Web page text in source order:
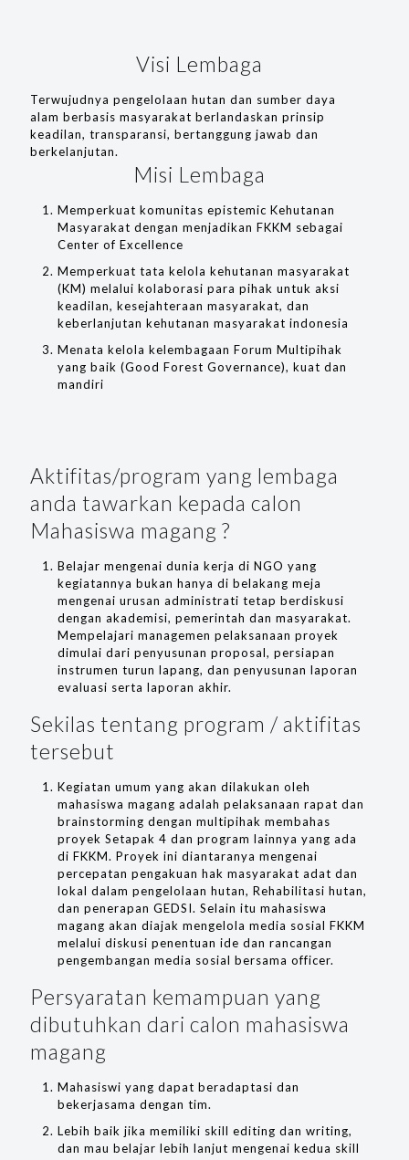
Visi Lembaga
Terwujudnya pengelolaan hutan dan sumber daya
alam berbasis masyarakat berlandaskan prinsip
keadilan, transparansi, bertanggung jawab dan
berkelanjutan.
Misi Lembaga
Memperkuat komunitas epistemic Kehutanan
Masyarakat dengan menjadikan FKKM sebagai
Center of Excellence
Memperkuat tata kelola kehutanan masyarakat
(KM) melalui kolaborasi para pihak untuk aksi
keadilan, kesejahteraan masyarakat, dan
keberlanjutan kehutanan masyarakat indonesia
Menata kelola kelembagaan Forum Multipihak
yang baik (Good Forest Governance), kuat dan
mandiri
Aktifitas/program yang lembaga
anda tawarkan kepada calon
Mahasiswa magang ?
Belajar mengenai dunia kerja di NGO yang
kegiatannya bukan hanya di belakang meja
mengenai urusan administrati tetap berdiskusi
dengan akademisi, pemerintah dan masyarakat.
Mempelajari managemen pelaksanaan proyek
dimulai dari penyusunan proposal, persiapan
instrumen turun lapang, dan penyusunan laporan
evaluasi serta laporan akhir.
Sekilas tentang program / aktifitas
tersebut
Kegiatan umum yang akan dilakukan oleh
mahasiswa magang adalah pelaksanaan rapat dan
brainstorming dengan multipihak membahas
proyek Setapak 4 dan program lainnya yang ada
di FKKM. Proyek ini diantaranya mengenai
percepatan pengakuan hak masyarakat adat dan
lokal dalam pengelolaan hutan, Rehabilitasi hutan,
dan penerapan GEDSI. Selain itu mahasiswa
magang akan diajak mengelola media sosial FKKM
melalui diskusi penentuan ide dan rancangan
pengembangan media sosial bersama officer.
Persyaratan kemampuan yang
dibutuhkan dari calon mahasiswa
magang
Mahasiswi yang dapat beradaptasi dan
bekerjasama dengan tim.
Lebih baik jika memiliki skill editing dan writing,
dan mau belajar lebih lanjut mengenai kedua skill